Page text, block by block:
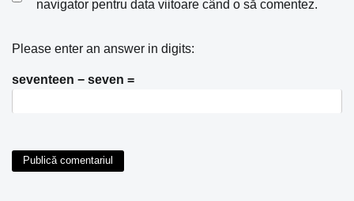
navigator pentru data viitoare când o să comentez.
Please enter an answer in digits:
seventeen − seven =